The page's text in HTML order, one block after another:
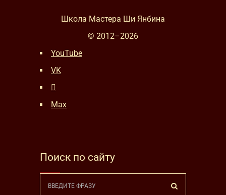
Школа Мастера Ши Янбина
© 2012–2026
YouTube
VK
Max
Поиск по сайту